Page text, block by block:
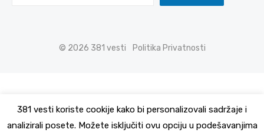
© 2026 381 vesti Politika Privatnosti
381 vesti koriste cookije kako bi personalizovali sadržaje i
analizirali posete. Možete isključiti ovu opciju u podešavanjima